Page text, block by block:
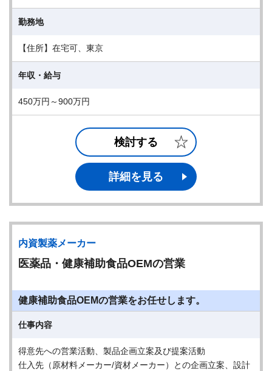
勤務地
【住所】在宅可、東京
年収・給与
450万円～900万円
検討する
詳細を見る
内資製薬メーカー
医薬品・健康補助食品OEMの営業
健康補助食品OEMの営業をお任せします。
仕事内容
得意先への営業活動、製品企画立案及び提案活動
仕入先（原材料メーカー/資材メーカー）との企画立案、設計